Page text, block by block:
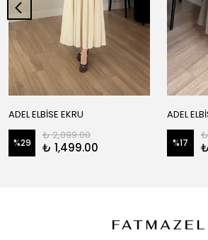
ADEL ELBİSE EKRU
%29
₺ 2,099.00
₺ 1,499.00
ADEL
%17